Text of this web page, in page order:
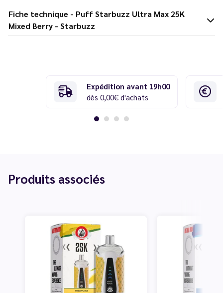
Fiche technique - Puff Starbuzz Ultra Max 25K
Mixed Berry - Starbuzz
Expédition avant 19h00
dès 0,00€ d'achats
Produits associés